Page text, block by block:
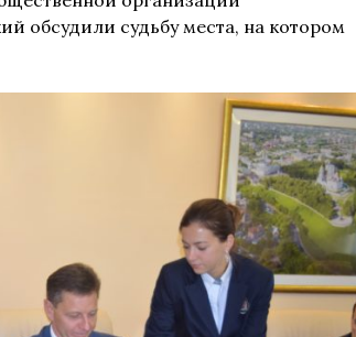
обсудили судьбу места, на котором